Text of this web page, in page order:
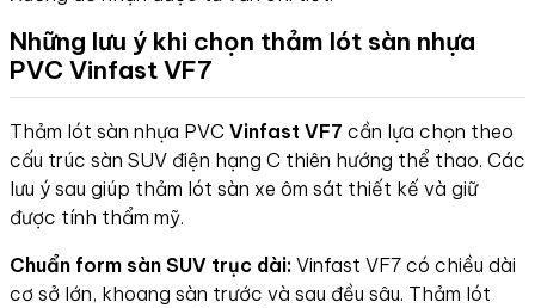
Những lưu ý khi chọn thảm lót sàn nhựa
PVC Vinfast VF7
Thảm lót sàn nhựa PVC Vinfast VF7 cần lựa chọn theo
cấu trúc sàn SUV điện hạng C thiên hướng thể thao. Các
lưu ý sau giúp thảm lót sàn xe ôm sát thiết kế và giữ
được tính thẩm mỹ.
Chuẩn form sàn SUV trục dài: Vinfast VF7 có chiều dài
cơ sở lớn, khoang sàn trước và sau đều sâu. Thảm lót